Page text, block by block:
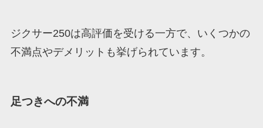
ジクサー250は高評価を受ける一方で、いくつかの
不満点やデメリットも挙げられています。
足つきへの不満